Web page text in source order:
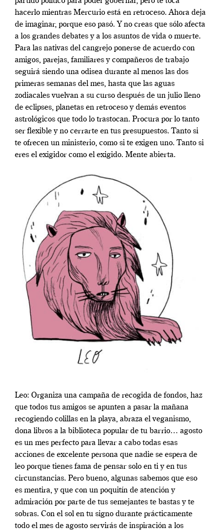
hacerlo mientras Mercurio está en retroceso. Ahora deja
de imaginar, porque eso pasó. Y no creas que sólo afecta
a los grandes debates y a los asuntos de vida o muerte.
Para las nativas del cangrejo ponerse de acuerdo con
amigos, parejas, familiares y compañeros de trabajo
seguirá siendo una odisea durante al menos las dos
primeras semanas del mes, hasta que las aguas
zodiacales vuelvan a su curso después de un julio lleno
de eclipses, planetas en retroceso y demás eventos
astrológicos que todo lo trastocan. Procura por lo tanto
ser flexible y no cerrarte en tus presupuestos. Tanto si
te ofrecen un ministerio, como si te exigen uno. Tanto si
eres el exigidor como el exigido. Mente abierta.
Leo: Organiza una campaña de recogida de fondos, haz
que todos tus amigos se apunten a pasar la mañana
recogiendo colillas en la playa, abraza el veganismo,
dona libros a la biblioteca popular de tu barrio… agosto
es un mes perfecto para llevar a cabo todas esas
acciones de excelente persona que nadie se espera de
leo porque tienes fama de pensar solo en ti y en tus
circunstancias. Pero bueno, algunas sabemos que eso
es mentira, y que con un poquitín de atención y
admiración por parte de tus semejantes te bastas y te
sobras. Con el sol en tu signo durante prácticamente
todo el mes de agosto servirás de inspiración a los